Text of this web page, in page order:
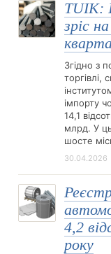
TUIK:
зріс
Згідно з
торгівлі,
імпорту
14,1
млрд. У
шосте
30.04.2026
4,2
року